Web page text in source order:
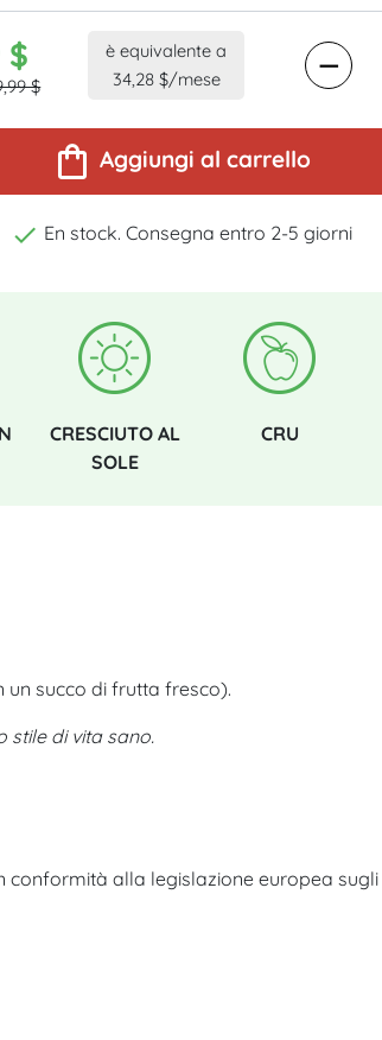
$
$
è equivalente a
34,28 $/mese
shopping_bag Aggiungi al carrello
 En stock. Consegna entro 2-5 giorni
CRESCIUTO AL
SOLE
CRU
succo di frutta fresco).
stile di vita sano.
conformità alla legislazione europea